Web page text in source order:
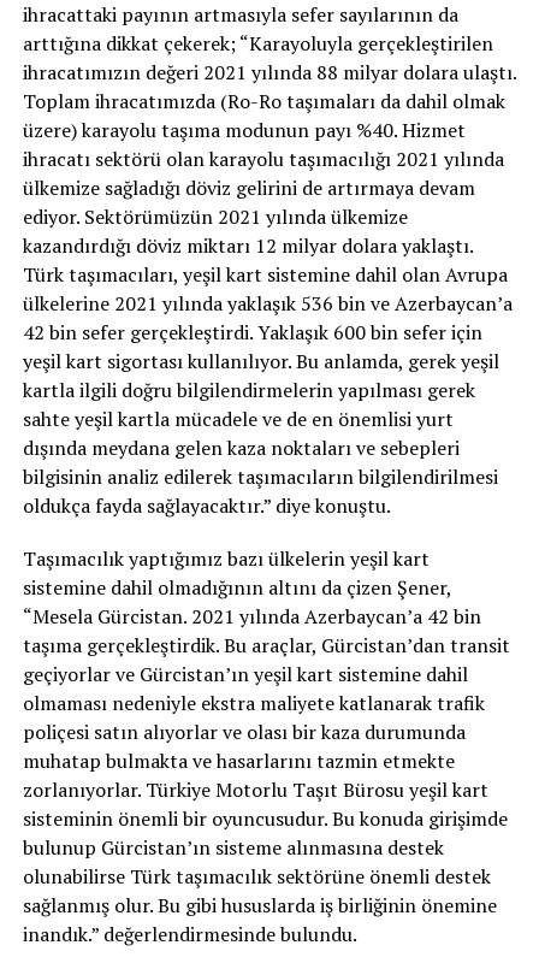
ihracattaki payının artmasıyla sefer sayılarının da
arttığına dikkat çekerek; “Karayoluyla gerçekleştirilen
ihracatımızın değeri 2021 yılında 88 milyar dolara ulaştı.
Toplam ihracatımızda (Ro-Ro taşımaları da dahil olmak
üzere) karayolu taşıma modunun payı %40. Hizmet
ihracatı sektörü olan karayolu taşımacılığı 2021 yılında
ülkemize sağladığı döviz gelirini de artırmaya devam
ediyor. Sektörümüzün 2021 yılında ülkemize
kazandırdığı döviz miktarı 12 milyar dolara yaklaştı.
Türk taşımacıları, yeşil kart sistemine dahil olan Avrupa
ülkelerine 2021 yılında yaklaşık 536 bin ve Azerbaycan’a
42 bin sefer gerçekleştirdi. Yaklaşık 600 bin sefer için
yeşil kart sigortası kullanılıyor. Bu anlamda, gerek yeşil
kartla ilgili doğru bilgilendirmelerin yapılması gerek
sahte yeşil kartla mücadele ve de en önemlisi yurt
dışında meydana gelen kaza noktaları ve sebepleri
bilgisinin analiz edilerek taşımacıların bilgilendirilmesi
oldukça fayda sağlayacaktır.” diye konuştu.
Taşımacılık yaptığımız bazı ülkelerin yeşil kart
sistemine dahil olmadığının altını da çizen Şener,
“Mesela Gürcistan. 2021 yılında Azerbaycan’a 42 bin
taşıma gerçekleştirdik. Bu araçlar, Gürcistan’dan transit
geçiyorlar ve Gürcistan’ın yeşil kart sistemine dahil
olmaması nedeniyle ekstra maliyete katlanarak trafik
poliçesi satın alıyorlar ve olası bir kaza durumunda
muhatap bulmakta ve hasarlarını tazmin etmekte
zorlanıyorlar. Türkiye Motorlu Taşıt Bürosu yeşil kart
sisteminin önemli bir oyuncusudur. Bu konuda girişimde
bulunup Gürcistan’ın sisteme alınmasına destek
olunabilirse Türk taşımacılık sektörüne önemli destek
sağlanmış olur. Bu gibi hususlarda iş birliğinin önemine
inandık.” değerlendirmesinde bulundu.